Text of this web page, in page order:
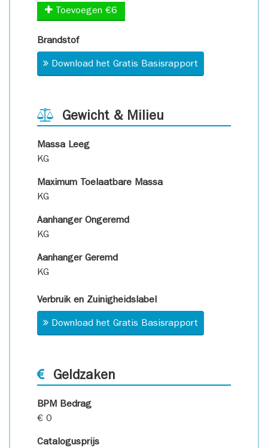
Toevoegen €6
Brandstof
Download het Gratis Basisrapport
Gewicht & Milieu
Massa Leeg
KG
Maximum Toelaatbare Massa
KG
Aanhanger Ongeremd
KG
Aanhanger Geremd
KG
Verbruik en Zuinigheidslabel
Download het Gratis Basisrapport
Geldzaken
BPM Bedrag
€ 0
Catalogusprijs